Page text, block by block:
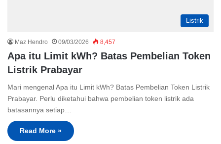
Listrik
Maz Hendro 09/03/2026 8,457
Apa itu Limit kWh? Batas Pembelian Token
Listrik Prabayar
Mari mengenal Apa itu Limit kWh? Batas Pembelian Token Listrik
Prabayar. Perlu diketahui bahwa pembelian token listrik ada
batasannya setiap…
Read More »